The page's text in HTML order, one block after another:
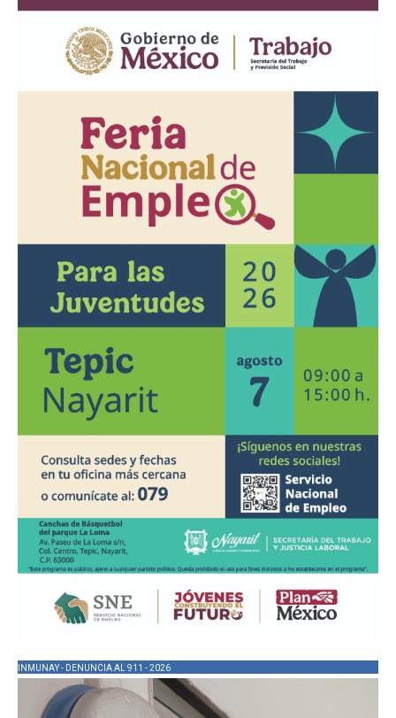
INMUNAY - DENUNCIA AL 911 - 2026